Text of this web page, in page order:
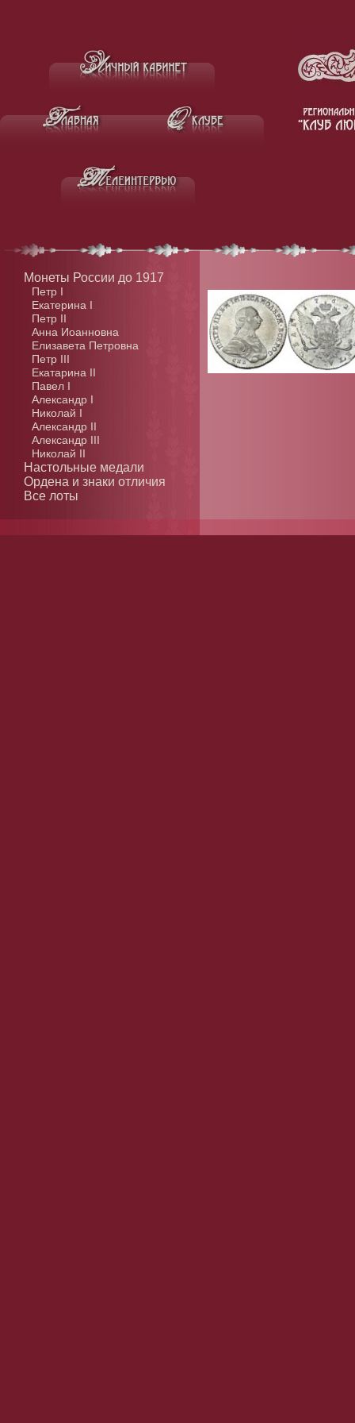
Монеты России до 1917
Петр I
Екатерина I
Петр II
Анна Иоанновна
Елизавета Петровна
Петр III
Екатарина II
Павел I
Александр I
Николай I
Александр II
Александр III
Николай II
Настольные медали
Ордена и знаки отличия
Все лоты